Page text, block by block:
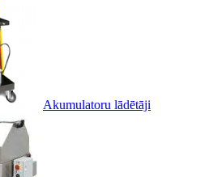
Akumulatoru lādētāji